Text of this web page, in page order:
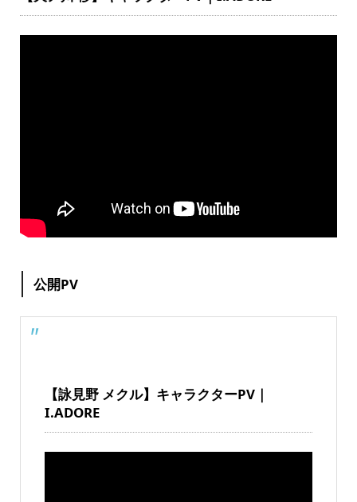
公開PV
【詠見野 メクル】キャラクターPV｜
I.ADORE